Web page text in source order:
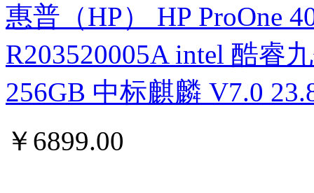
惠普（HP） HP ProOne
R203520005A intel 酷睿
256GB 中标麒麟 V7.0
￥ 6899.00